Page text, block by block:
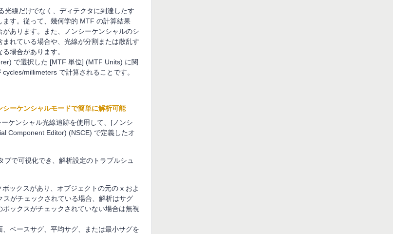
線だけでなく、ディテクタに到達したす
す。従って、幾何学的 MTF の計算結果
あります。また、ノンシーケンシャルのシ
れている場合や、光線が分割または散乱す
場合があります。
で選択した [MTF 単位] (MTF Units) に関
millimeters で計算されることです。
ーケンシャルモードで簡単に解析可能
ケンシャル光線追跡を使用して、[ノンシ
Component Editor) (NSCE) で定義したオ
で可視化でき、解析設定のトラブルシュ
ックスがあり、オブジェクトの元の x およ
がチェックされている場合、解析はサグ
ックスがチェックされていない場合は無視
ベースサグ、平均サグ、または最小サグを